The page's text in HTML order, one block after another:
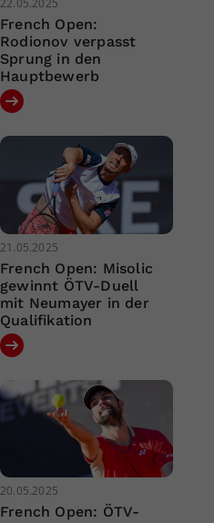
22.05.2025
French Open:
Rodionov verpasst
Sprung in den
Hauptbewerb
21.05.2025
French Open: Misolic
gewinnt ÖTV-Duell
mit Neumayer in der
Qualifikation
20.05.2025
French Open: ÖTV-